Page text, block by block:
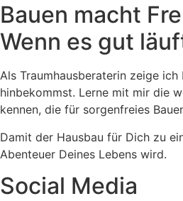
Bauen macht
Wenn es gut
Als Traumhausberaterin zeige ich
hinbekommst. Lerne mit mir die
kennen, die für sorgenfreies
Damit der Hausbau für Dich zu
Abenteuer Deines Lebens wird.
Social Media